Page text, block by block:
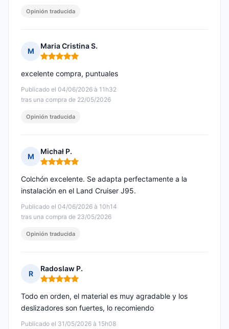
Opinión traducida
M
Maria Cristina S.
Nota: 5 de 5
Publicado el 04/06/2026 à 11h32
tras una compra de 22/05/2026
excelente compra, puntuales
Opinión traducida
M
Michał P.
Nota: 5 de 5
Publicado el 04/06/2026 à 10h14
tras una compra de 23/05/2026
Colchón excelente. Se adapta perfectamente a la
instalación en el Land Cruiser J95.
Opinión traducida
R
Radoslaw P.
Nota: 5 de 5
Publicado el 31/05/2026 à 15h08
Todo en orden, el material es muy agradable y los
deslizadores son fuertes, lo recomiendo